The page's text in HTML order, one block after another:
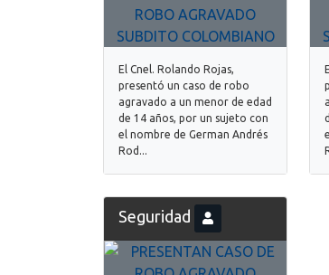
El Cnel. Rolando Rojas,
presentó un caso de robo
agravado a un menor de edad
de 14 años, por un sujeto con
el nombre de German Andrés
Rod...
Seguridad